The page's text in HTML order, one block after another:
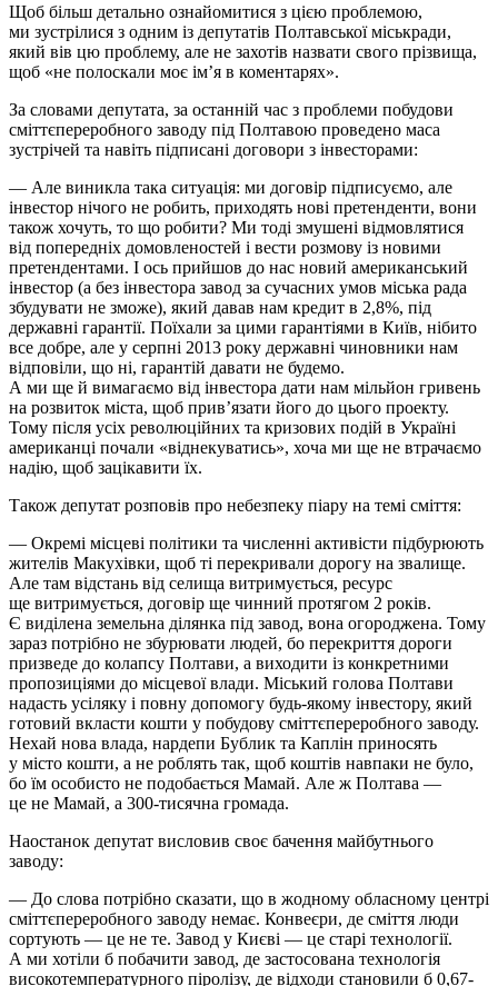
Щоб більш детально ознайомитися з цією проблемою,
ми зустрілися з одним із депутатів Полтавської міськради,
який вів цю проблему, але не захотів назвати свого прізвища,
щоб «не полоскали моє ім’я в коментарях».
За словами депутата, за останній час з проблеми побудови
сміттєпереробного заводу під Полтавою проведено маса
зустрічей та навіть підписані договори з інвесторами:
— Але виникла така ситуація: ми договір підписуємо, але
інвестор нічого не робить, приходять нові претенденти, вони
також хочуть, то що робити? Ми тоді змушені відмовлятися
від попередніх домовленостей і вести розмову із новими
претендентами. І ось прийшов до нас новий американський
інвестор (а без інвестора завод за сучасних умов міська рада
збудувати не зможе), який давав нам кредит в 2,8%, під
державні гарантії. Поїхали за цими гарантіями в Київ, нібито
все добре, але у серпні 2013 року державні чиновники нам
відповіли, що ні, гарантій давати не будемо.
А ми ще й вимагаємо від інвестора дати нам мільйон гривень
на розвиток міста, щоб прив’язати його до цього проекту.
Тому після усіх революційних та кризових подій в Україні
американці почали «віднекуватись», хоча ми ще не втрачаємо
надію, щоб зацікавити їх.
Також депутат розповів про небезпеку піару на темі сміття:
— Окремі місцеві політики та численні активісти підбурюють
жителів Макухівки, щоб ті перекривали дорогу на звалище.
Але там відстань від селища витримується, ресурс
ще витримується, договір ще чинний протягом 2 років.
Є виділена земельна ділянка під завод, вона огороджена. Тому
зараз потрібно не збурювати людей, бо перекриття дороги
призведе до колапсу Полтави, а виходити із конкретними
пропозиціями до місцевої влади. Міський голова Полтави
надасть усіляку і повну допомогу будь-якому інвестору, який
готовий вкласти кошти у побудову сміттєпереробного заводу.
Нехай нова влада, нардепи Бублик та Каплін приносять
у місто кошти, а не роблять так, щоб коштів навпаки не було,
бо їм особисто не подобається Мамай. Але ж Полтава —
це не Мамай, а 300-тисячна громада.
Наостанок депутат висловив своє бачення майбутнього
заводу:
— До слова потрібно сказати, що в жодному обласному центрі
сміттєпереробного заводу немає. Конвеєри, де сміття люди
сортують — це не те. Завод у Києві — це старі технології.
А ми хотіли б побачити завод, де застосована технологія
високотемпературного піролізу, де відходи становили б 0,67-